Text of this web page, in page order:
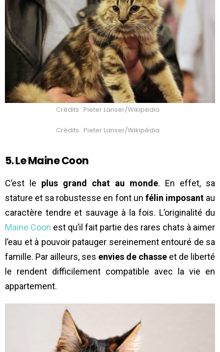
Crédits : Pieter Lanser/Wikipédia
Crédits : Pieter Lanser/Wikipédia
5. Le Maine Coon
C’est le plus grand chat au monde. En effet, sa
stature et sa robustesse en font un félin imposantau
caractère tendre et sauvage à la fois. L’originalité du
Maine Coon est qu’il fait partie des rares chats à aimer
l’eau et à pouvoir patauger sereinement entouré de sa
famille. Par ailleurs, ses envies de chasse et de liberté
le rendent difficilement compatible avec la vie en
appartement.